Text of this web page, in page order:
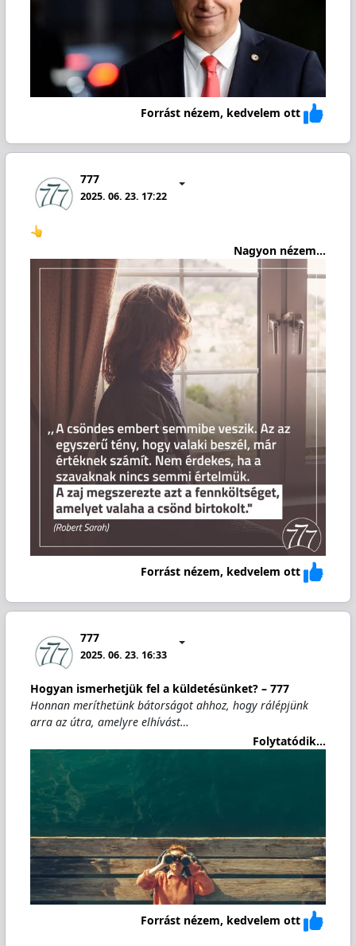
Forrást nézem, kedvelem ott
777
2025. 06. 23. 17:22
Nagyon nézem...
Forrást nézem, kedvelem ott
777
2025. 06. 23. 16:33
Hogyan ismerhetjük fel a küldetésünket? – 777
Honnan meríthetünk bátorságot ahhoz, hogy rálépjünk
arra az útra, amelyre elhívást…
Folytatódik...
Forrást nézem, kedvelem ott